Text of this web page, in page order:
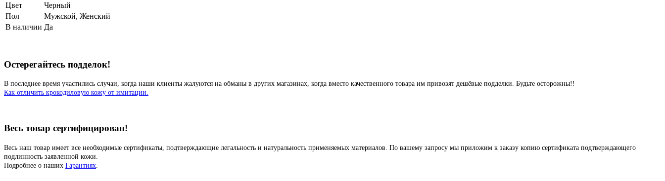
Цвет
Черный
Пол
Мужской, Женский
В наличии Да
Остерегайтесь подделок!
В последнее время участились случаи, когда наши клиенты жалуются на обманы в других магазинах, когда вместо качественного товара им привозят дешёвые подделки. Будьте осторожны!!
Как отличить крокодиловую кожу от имитации.
Весь товар сертифицирован!
Весь наш товар имеет все необходимые сертификаты, подтверждающие легальность и натуральность применяемых материалов. По вашему запросу мы приложим к заказу копию сертификата подтверждающего
подлинность заявленной кожи.
Подробнее о наших Гарантиях